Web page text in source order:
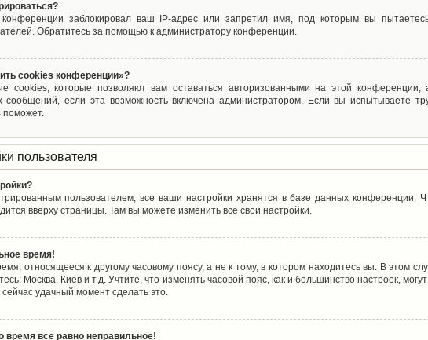
заблокировал ваш IP-адрес или запретил имя, под которым вы
Обратитесь за помощью к администратору конференции.
cookies конференции»?
cookies, которые позволяют вам оставаться авторизованными на этой конференции,
сообщений, если эта возможность включена администратором. Если вы испытываете
поможет.
пользователя
пользователем, все ваши настройки хранятся в базе данных конференции.
вверху страницы. Там вы можете изменить все свои настройки.
время!
относящееся к другому часовому поясу, а не к тому, в котором находитесь вы. В этом
Москва, Киев и т.д. Учтите, что изменять часовой пояс, как и большинство настроек,
удачный момент сделать это.
время все равно неправильное!